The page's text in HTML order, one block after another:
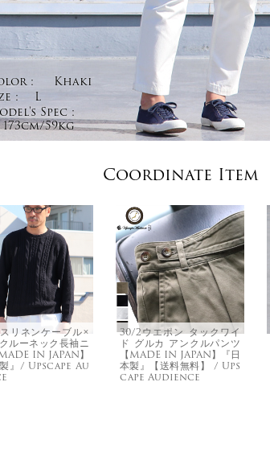
:
Khaki
:
L
Spec :
173cm/59kg
Coordinate Item
リネンケーブル×
ルーネック長袖ニ
IN JAPAN】
』/ Upscape Au
30/2ウエポン タックワイ
ド グルカ アンクルパンツ
【MADE IN JAPAN】『日
本製』【送料無料】 / Ups
cape Audience